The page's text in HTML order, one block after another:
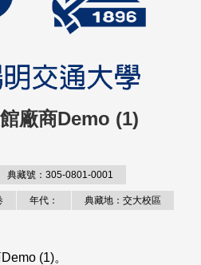
廠商Demo (1)
典藏號：305-0801-0001
年代： 典藏地：交大校區
(1)。